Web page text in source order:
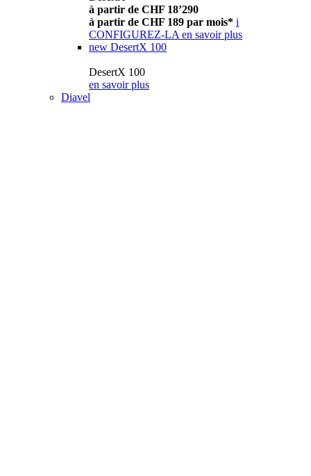
à partir de CHF 18’290
à partir de CHF 189 par mois* i
CONFIGUREZ-LA en savoir plus
new DesertX 100
DesertX 100
en savoir plus
Diavel